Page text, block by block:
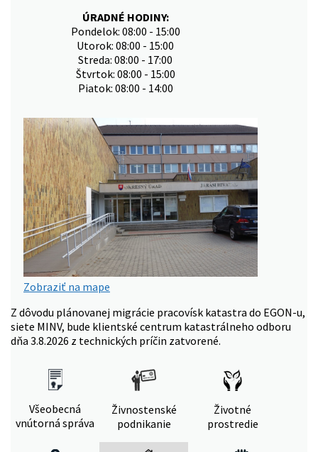
ÚRADNÉ HODINY:
Pondelok: 08:00 - 15:00
Utorok: 08:00 - 15:00
Streda: 08:00 - 17:00
Štvrtok: 08:00 - 15:00
Piatok: 08:00 - 14:00
Zobraziť na mape
Z dôvodu plánovanej migrácie pracovísk katastra do EGON-u,
siete MINV, bude klientské centrum katastrálneho odboru
dňa 3.8.2026 z technických príčin zatvorené.
Všeobecná
vnútorná správa
Živnostenské
podnikanie
Životné
prostredie